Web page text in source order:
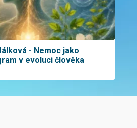
- Nemoc jako
v evoluci člověka